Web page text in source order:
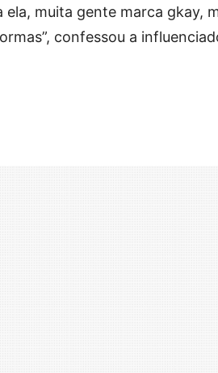
ela, muita gente marca gkay,
confessou a